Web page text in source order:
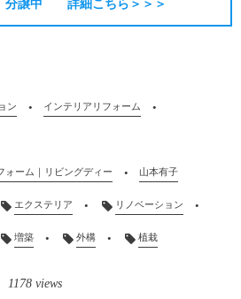
譲中 詳細こちら＞＞＞
ン インテリアリフォーム
ォーム｜リビングディー 山本有子
エクステリア リノベーション
増築 外構 植栽
1178 views